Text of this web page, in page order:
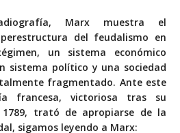
Marx muestra el
del feudalismo en
un sistema económico
sistema político y una sociedad
fragmentado. Ante este
francesa, victoriosa tras su
trató de apropiarse de la
sigamos leyendo a Marx: